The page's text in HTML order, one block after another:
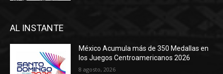
AL INSTANTE
México Acumula más de 350 Medallas en
los Juegos Centroamericanos 2026
8 agosto, 2026